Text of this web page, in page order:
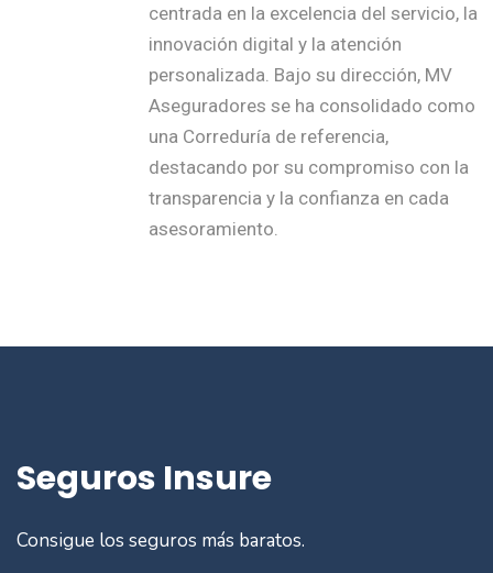
centrada en la excelencia del servicio, la
innovación digital y la atención
personalizada. Bajo su dirección, MV
Aseguradores se ha consolidado como
una Correduría de referencia,
destacando por su compromiso con la
transparencia y la confianza en cada
asesoramiento.
Seguros Insure
Consigue los seguros más baratos.